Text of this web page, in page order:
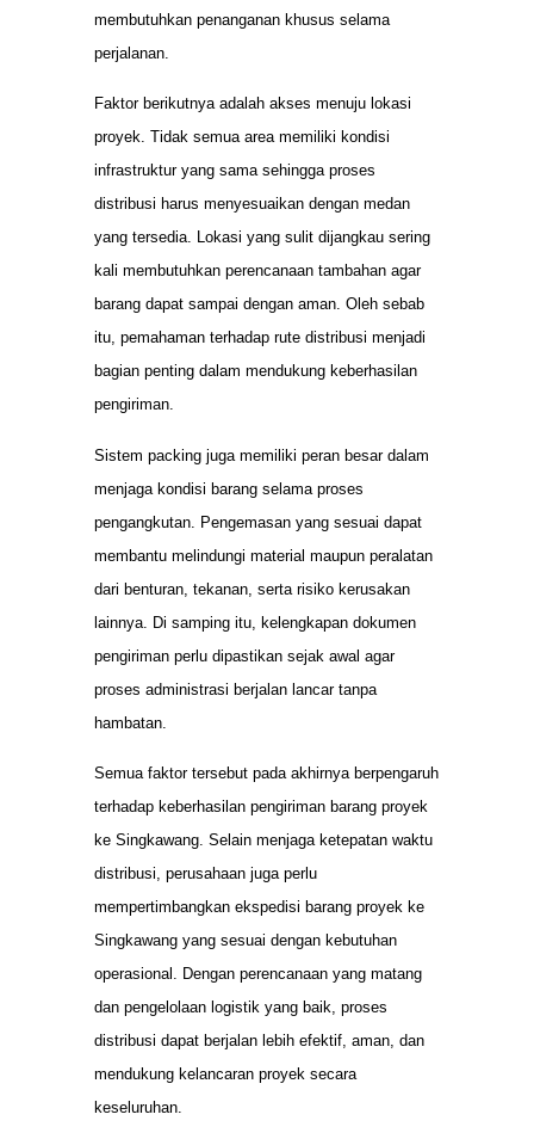
membutuhkan penanganan khusus selama
perjalanan.
Faktor berikutnya adalah akses menuju lokasi
proyek. Tidak semua area memiliki kondisi
infrastruktur yang sama sehingga proses
distribusi harus menyesuaikan dengan medan
yang tersedia. Lokasi yang sulit dijangkau sering
kali membutuhkan perencanaan tambahan agar
barang dapat sampai dengan aman. Oleh sebab
itu, pemahaman terhadap rute distribusi menjadi
bagian penting dalam mendukung keberhasilan
pengiriman.
Sistem packing juga memiliki peran besar dalam
menjaga kondisi barang selama proses
pengangkutan. Pengemasan yang sesuai dapat
membantu melindungi material maupun peralatan
dari benturan, tekanan, serta risiko kerusakan
lainnya. Di samping itu, kelengkapan dokumen
pengiriman perlu dipastikan sejak awal agar
proses administrasi berjalan lancar tanpa
hambatan.
Semua faktor tersebut pada akhirnya berpengaruh
terhadap keberhasilan pengiriman barang proyek
ke Singkawang. Selain menjaga ketepatan waktu
distribusi, perusahaan juga perlu
mempertimbangkan ekspedisi barang proyek ke
Singkawang yang sesuai dengan kebutuhan
operasional. Dengan perencanaan yang matang
dan pengelolaan logistik yang baik, proses
distribusi dapat berjalan lebih efektif, aman, dan
mendukung kelancaran proyek secara
keseluruhan.